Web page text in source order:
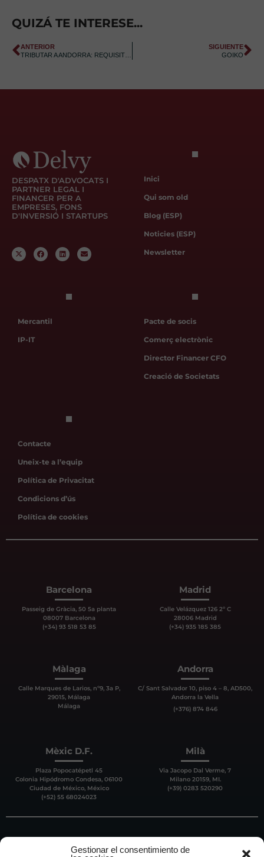
Gestionar el consentimiento de
QUIZÁ TE INTERESE...
ANTERIOR
TRIBUTAR A ANDORRA: REQUISITS I PRINCIPALS CONSELLS
SIGUIENTE
GOIKO
DESPATX D'ADVOCATS I
PARTNER LEGAL I
FINANCER PER A
EMPRESES, FONS
D'INVERSIÓ I STARTUPS
Inici
Qui som old
Blog (ESP)
Noticies (ESP)
Newsletter
Mercantil
IP-IT
Pacte de socis
Comerç electrònic
Director Financer CFO
Creació de Societats
Contacte
Uneix-te a l’equip
Política de Privacitat
Condicions d’ús
Política de cookies
Barcelona
Passeig de Gràcia, 50 5a planta
08007 Barcelona
(+34) 93 518 53 85
Madrid
Calle Velázquez 126 2º C
28006 Madrid
(+34) 935 185 385
Màlaga
Calle Marques de Larios, nº9, 3a P,
29015, Málaga
Málaga
Andorra
C/ Sant Salvador 10, piso 4 – 8, AD500,
Andorra la Vella
(+376) 874 846
Mèxic D.F.
Plaza Popocatépetl 45
Colonia Hipódromo Condesa, 06100
Ciudad de México, México
(+52) 55 68024023
Milà
Via Jacopo Dal Verme, 7
Milano 20159, MI.
(+39) 0283 520290